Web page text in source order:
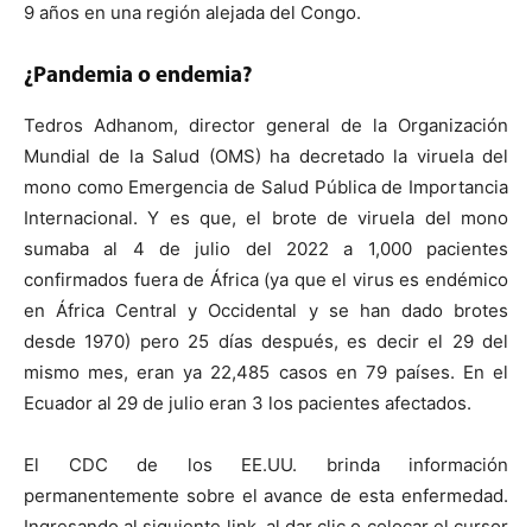
9 años en una región alejada del Congo.
¿Pandemia o endemia?
Tedros Adhanom, director general de la Organización
Mundial de la Salud (OMS) ha decretado la viruela del
mono como Emergencia de Salud Pública de Importancia
Internacional. Y es que, el brote de viruela del mono
sumaba al 4 de julio del 2022 a 1,000 pacientes
confirmados fuera de África (ya que el virus es endémico
en África Central y Occidental y se han dado brotes
desde 1970) pero 25 días después, es decir el 29 del
mismo mes, eran ya 22,485 casos en 79 países. En el
Ecuador al 29 de julio eran 3 los pacientes afectados.
El CDC de los EE.UU. brinda información
permanentemente sobre el avance de esta enfermedad.